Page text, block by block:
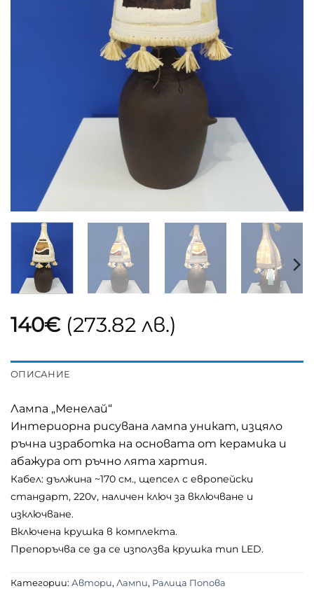
140€ (273.82 лв.)
ОПИСАНИЕ
Лампа „Менелай“
Интериорна рисувана лампа уникат, изцяло
ръчна изработка на основата от керамика и
абажура от ръчно лята хартия.
Кабел: дължина ~170 см., щепсел с европейски
стандарт, 220v, наличен ключ за включване и
изключване.
Включена крушка в комплекта.
Препоръчва се да се използва крушка тип LED.
Категории: Автори, Лампи, Ралица Попова